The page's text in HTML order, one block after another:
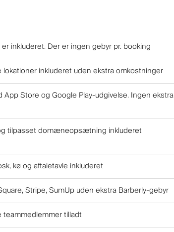
inkluderet. Der er ingen gebyr pr. booking
inkluderet uden ekstra omkostninger
App Store og Google Play-udgivelse. Ingen
tilpasset domæneopsætning inkluderet
kø og aftaletavle inkluderet
Stripe, SumUp uden ekstra Barberly-gebyr
tilladt